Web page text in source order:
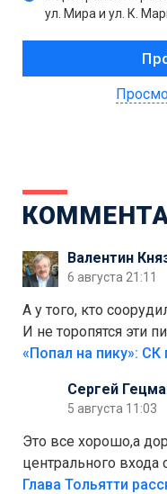
ул. Мира и ул. К.
Валентин
6 августа 21:11
А у того, кто
И не торопятся эти
Сергей
5 августа 11:03
Это все хорошо,а
центрального
аттракционам